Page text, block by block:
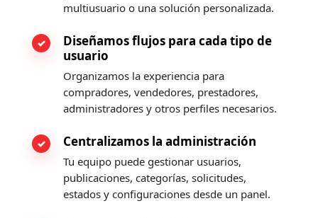
multiusuario o una solución personalizada.
Diseñamos flujos para cada tipo de
usuario
Organizamos la experiencia para
compradores, vendedores, prestadores,
administradores y otros perfiles necesarios.
Centralizamos la administración
Tu equipo puede gestionar usuarios,
publicaciones, categorías, solicitudes,
estados y configuraciones desde un panel.